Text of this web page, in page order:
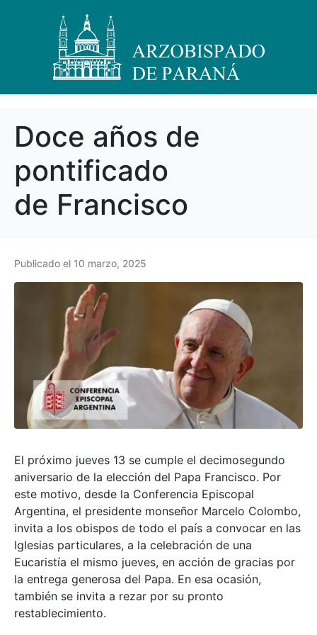
Doce años de
pontificado
de Francisco
Publicado el 10 marzo, 2025
El próximo jueves 13 se cumple el decimosegundo
aniversario de la elección del Papa Francisco. Por
este motivo, desde la Conferencia Episcopal
Argentina, el presidente monseñor Marcelo Colombo,
invita a los obispos de todo el país a convocar en las
Iglesias particulares, a la celebración de una
Eucaristía el mismo jueves, en acción de gracias por
la entrega generosa del Papa. En esa ocasión,
también se invita a rezar por su pronto
restablecimiento.